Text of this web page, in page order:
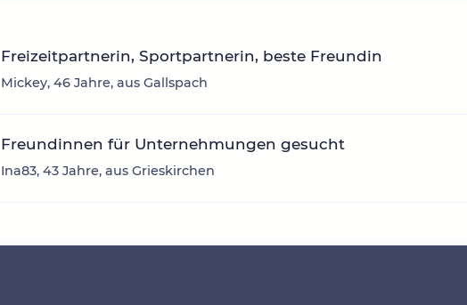
Freizeitpartnerin, Sportpartnerin, beste Freundin
Mickey, 46 Jahre, aus Gallspach
Freundinnen für Unternehmungen gesucht
Ina83, 43 Jahre, aus Grieskirchen